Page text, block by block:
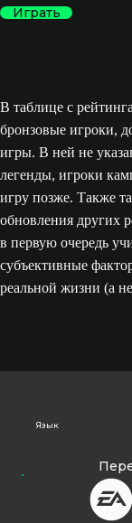
Играть
В таблице с
бронзовые игроки,
игры. В ней не
легенды, игроки
игру позже. Также
обновления других
в первую очередь
субъективные
реальной жизни (а
Язык